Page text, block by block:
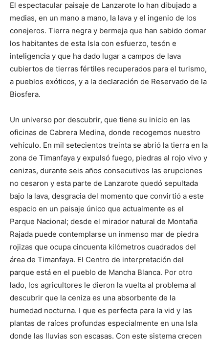
El espectacular paisaje de Lanzarote lo han dibujado a
medias, en un mano a mano, la lava y el ingenio de los
conejeros. Tierra negra y bermeja que han sabido domar
los habitantes de esta Isla con esfuerzo, tesón e
inteligencia y que ha dado lugar a campos de lava
cubiertos de tierras fértiles recuperados para el turismo,
a pueblos exóticos, y a la declaración de Reservado de la
Biosfera.
Un universo por descubrir, que tiene su inicio en las
oficinas de Cabrera Medina, donde recogemos nuestro
vehículo. En mil setecientos treinta se abrió la tierra en la
zona de Timanfaya y expulsó fuego, piedras al rojo vivo y
cenizas, durante seis años consecutivos las erupciones
no cesaron y esta parte de Lanzarote quedó sepultada
bajo la lava, desgracia del momento que convirtió a este
espacio en un paisaje único que actualmente es el
Parque Nacional; desde el mirador natural de Montaña
Rajada puede contemplarse un inmenso mar de piedra
rojizas que ocupa cincuenta kilómetros cuadrados del
área de Timanfaya. El Centro de interpretación del
parque está en el pueblo de Mancha Blanca. Por otro
lado, los agricultores le dieron la vuelta al problema al
descubrir que la ceniza es una absorbente de la
humedad nocturna. I que es perfecta para la vid y las
plantas de raíces profundas especialmente en una Isla
donde las lluvias son escasas. Con este sistema crecen